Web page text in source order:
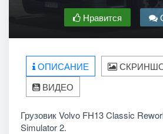
Нравится
ОПИСАНИЕ
ВИДЕО
Грузовик Volvo FH13 Classic
Simulator 2.